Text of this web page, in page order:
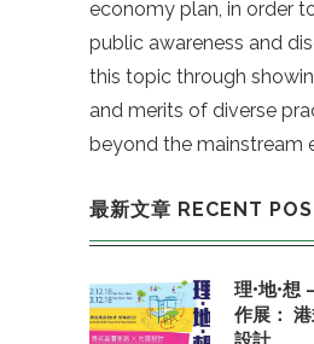
economy plan, in order
public awareness and
this topic through
and merits of diverse
beyond the mainstream
最新文章 RECENT
理•地•想
作展：